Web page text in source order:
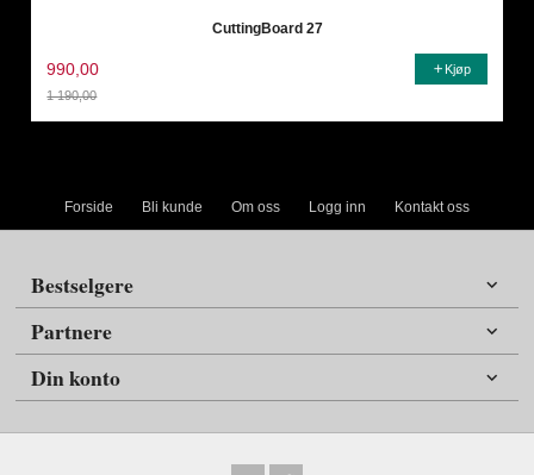
CuttingBoard 27
990,00
1 190,00
Kjøp
Forside Bli kunde Om oss Logg inn Kontakt oss
Bestselgere
Partnere
Din konto